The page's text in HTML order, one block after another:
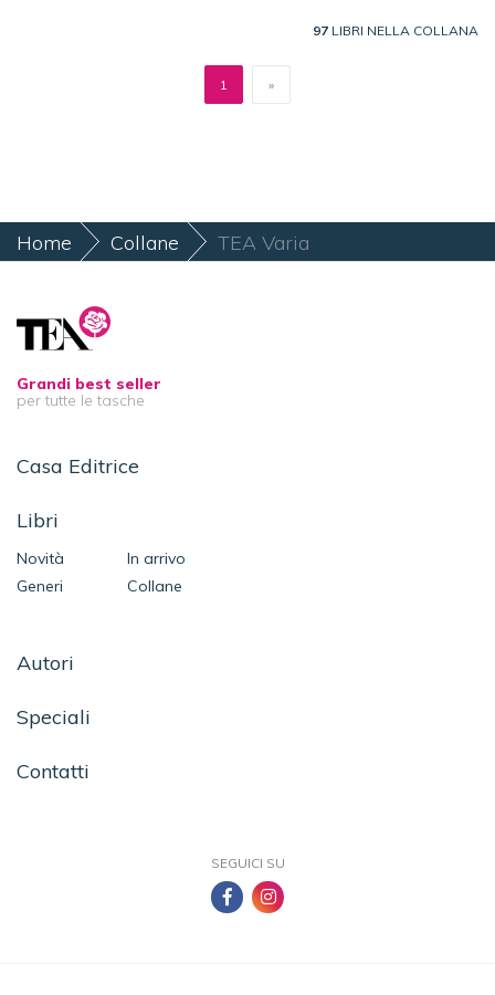
97 LIBRI NELLA COLLANA
»
1
Home Collane TEA Varia
Grandi best seller
per tutte le tasche
Casa Editrice
Libri
Novità
In arrivo
Generi
Collane
Autori
Speciali
Contatti
SEGUICI SU